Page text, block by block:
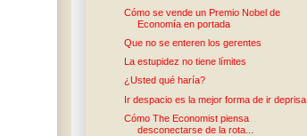
Cómo se vende un Premio Nobel de
Economía en portada
Que no se enteren los gerentes
La estupidez no tiene límites
¿Usted qué haría?
Ir despacio es la mejor forma de ir deprisa
Cómo The Economist piensa
desconectarse de la rota...